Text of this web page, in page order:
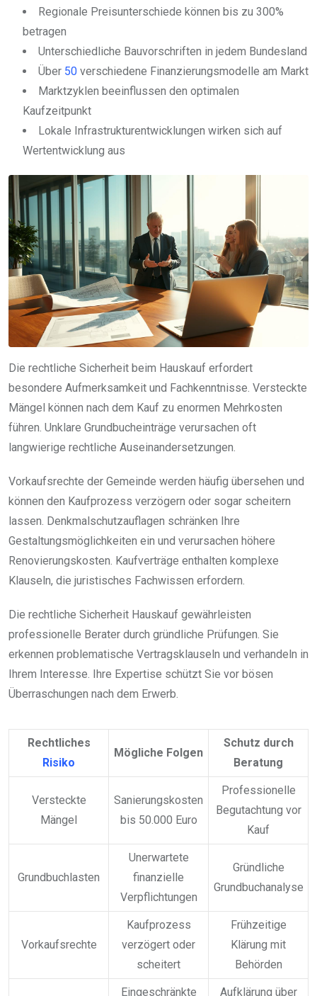
Regionale Preisunterschiede können bis zu 300%
betragen
Unterschiedliche Bauvorschriften in jedem Bundesland
Über 50 verschiedene Finanzierungsmodelle am Markt
Marktzyklen beeinflussen den optimalen
Kaufzeitpunkt
Lokale Infrastrukturentwicklungen wirken sich auf
Wertentwicklung aus
Die rechtliche Sicherheit beim Hauskauf erfordert
besondere Aufmerksamkeit und Fachkenntnisse. Versteckte
Mängel können nach dem Kauf zu enormen Mehrkosten
führen. Unklare Grundbucheinträge verursachen oft
langwierige rechtliche Auseinandersetzungen.
Vorkaufsrechte der Gemeinde werden häufig übersehen und
können den Kaufprozess verzögern oder sogar scheitern
lassen. Denkmalschutzauflagen schränken Ihre
Gestaltungsmöglichkeiten ein und verursachen höhere
Renovierungskosten. Kaufverträge enthalten komplexe
Klauseln, die juristisches Fachwissen erfordern.
Die rechtliche Sicherheit Hauskauf gewährleisten
professionelle Berater durch gründliche Prüfungen. Sie
erkennen problematische Vertragsklauseln und verhandeln in
Ihrem Interesse. Ihre Expertise schützt Sie vor bösen
Überraschungen nach dem Erwerb.
Rechtliches
Risiko
Mögliche Folgen
Schutz durch
Beratung
Versteckte
Mängel
Sanierungskosten
bis 50.000 Euro
Professionelle
Begutachtung vor
Kauf
Grundbuchlasten
Unerwartete
finanzielle
Verpflichtungen
Gründliche
Grundbuchanalyse
Vorkaufsrechte
Kaufprozess
verzögert oder
scheitert
Frühzeitige
Klärung mit
Behörden
Eingeschränkte
Aufklärung über